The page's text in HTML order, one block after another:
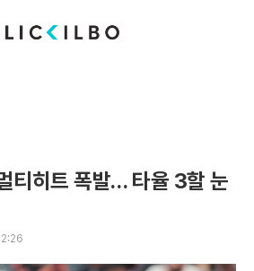
티히트 폭발… 타율 3할 눈